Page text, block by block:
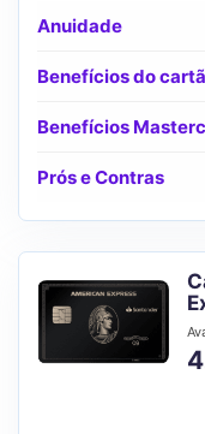
Anuidade
Benefícios do
Benefícios
Prós e Contras